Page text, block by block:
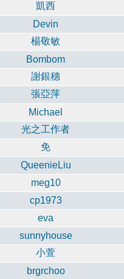
凱西
Devin
楊敬敏
Bombom
謝銀穗
張亞萍
Michael
光之工作者
免
QueenieLiu
meg10
cp1973
eva
sunnyhouse
小萱
brgrchoo